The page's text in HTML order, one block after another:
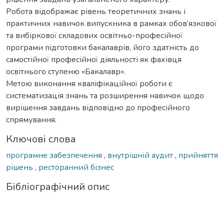
Робота відображає рівень теоретичних знань і
практичних навичок випускника в рамках обов’язкової
та вибіркової складових освітньо-професійної
програми підготовки бакалаврів, його здатність до
самостійної професійної діяльності як фахівця
освітнього ступеню «Бакалавр».
Метою виконання кваліфікаційної роботи є
систематизація знань та розширення навичок щодо
вирішення завдань відповідно до професійного
спрямування.
Ключові слова
програмне забезпечення , внутрішній аудит, прийняття
рішень , ресторанний бізнес
Бібліографічний опис